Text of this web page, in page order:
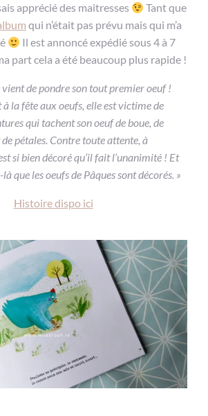
apprécié des maitresses
Tant que
qui n’était pas prévu mais qui m’a
Il est annoncé expédié sous 4 à 7
part cela a été beaucoup plus rapide !
de pondre son tout premier oeuf !
la fête aux oeufs, elle est victime de
qui tachent son oeuf de boue, de
pétales. Contre toute attente, à
si bien décoré qu’il fait l’unanimité ! Et
que les oeufs de Pâques sont décorés. »
Histoire dispo ici